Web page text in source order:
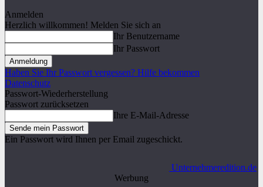
Anmelden
Herzlich willkommen! Melden Sie sich an
Ihr Benutzername
Ihr Passwort
Haben Sie Ihr Passwort vergessen? Hilfe bekommen
Datenschutz
Passwort-Wiederherstellung
Passwort zurücksetzen
Ihre E-Mail-Adresse
Ein Passwort wird Ihnen per Email zugeschickt.
Unternehmeredition.de
Werbung